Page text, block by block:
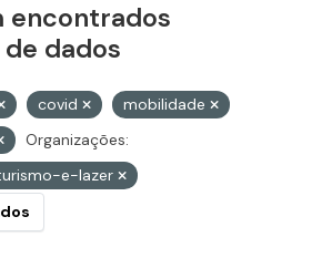
encontrados
dados
covid
mobilidade
Organizações:
e-lazer